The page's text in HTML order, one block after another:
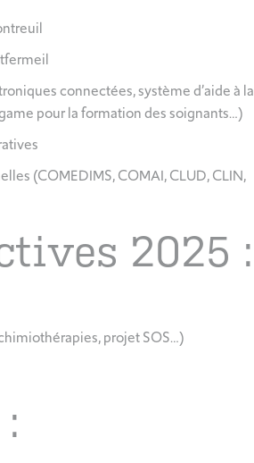
connectées, système d’aide à la
pour la formation des soignants…)
(COMEDIMS, COMAI, CLUD, CLIN,
2025 :
projet SOS…)